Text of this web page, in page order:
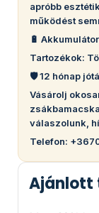
apróbb
működést
🔋
Tartozékok:
🛡️ 12 hónap
Vásárolj
válaszolunk,
Telefon:
Ajánlott